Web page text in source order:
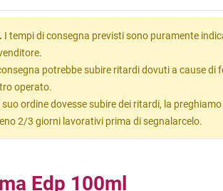
I tempi di consegna previsti sono puramente
potrebbe subire ritardi dovuti a cause di
operato.
suo ordine dovesse subire dei ritardi, la
2/3 giorni lavorativi prima di segnalarcelo.
Edp 100ml